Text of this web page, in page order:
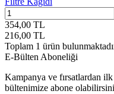
354,00 TL
216,00 TL
Toplam 1 ürün
E-Bülten Aboneliği
Kampanya ve fırsatlardan
bültenimize abone